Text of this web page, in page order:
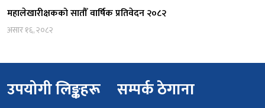
महालेखारीक्षकको सातौँ वार्षिक प्रतिवेदन २०८२
असार १६, २०८२
उपयोगी लिङ्कहरू सम्पर्क ठेगाना